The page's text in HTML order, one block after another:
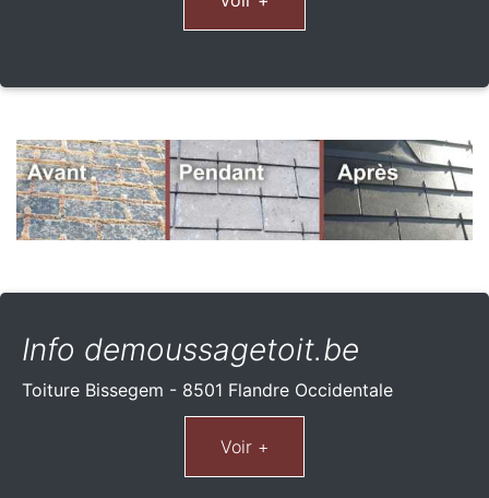
Info demoussagetoit.be
Toiture Bissegem - 8501 Flandre Occidentale